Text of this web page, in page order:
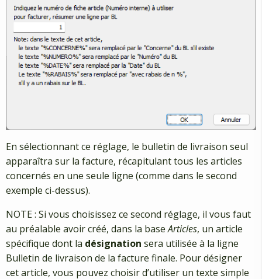
En sélectionnant ce réglage, le bulletin de livraison seul
apparaîtra sur la facture, récapitulant tous les articles
concernés en une seule ligne (comme dans le second
exemple ci-dessus).
NOTE : Si vous choisissez ce second réglage, il vous faut
au préalable avoir créé, dans la baseArticles, un article
spécifique dont la désignation sera utilisée à la ligne
Bulletin de livraison de la facture finale. Pour désigner
cet article, vous pouvez choisir d’utiliser un texte simple